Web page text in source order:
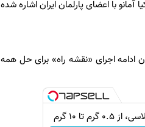
با اعضای پارلمان ایران اشاره شده
ادامه اجرای «نقشه راه» برای حل همه
تا ۱۰ گرم